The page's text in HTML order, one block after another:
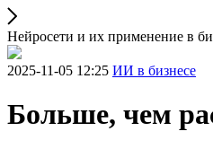
Нейросети и их применение в
2025-11-05 12:25 ИИ в бизнесе
Больше, чем